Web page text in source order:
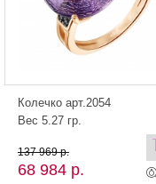
Колечко арт.2054
Вес 5.27 гр.
68 984 р.
137 969 р.